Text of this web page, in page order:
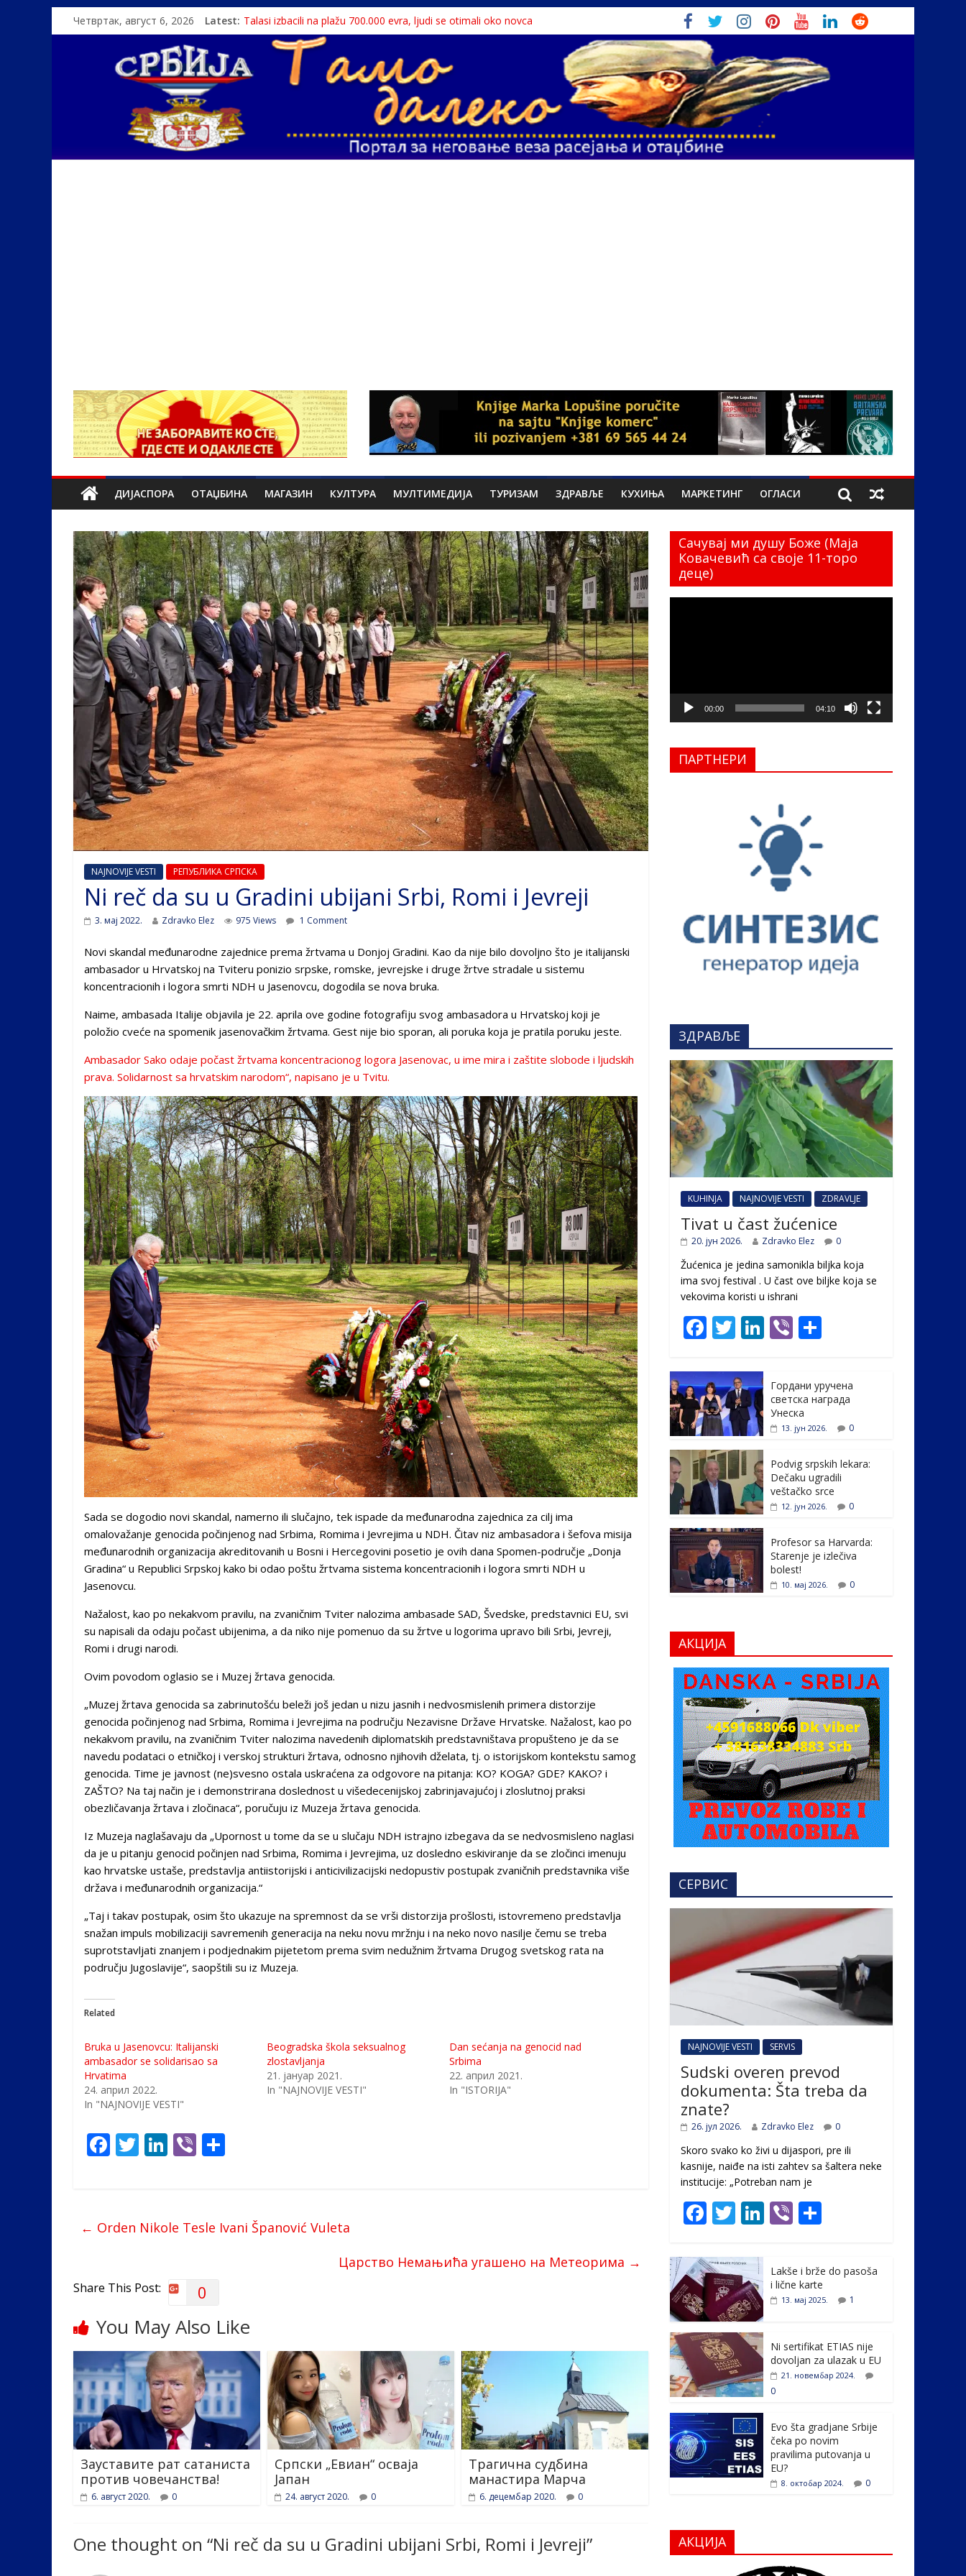
Четвртак, август 6, 2026 Latest: Talasi izbacili na plažu 700.000 evra, ljudi se otimali oko novca
Srbin zaspao na Dunavu, reka ga odnela u Rumuniju
Politika i seks glavne teme srpskih medija
U Srbiji pola miliona migranata, 100 000 stranaca se zaposlilo
Monasi spasili dete sa litice visoke 15 metara
ДИЈАСПОРА ОТАЏБИНА МАГАЗИН КУЛТУРА МУЛТИМЕДИЈА ТУРИЗАМ ЗДРАВЉЕ КУХИЊА МАРКЕТИНГ ОГЛАСИ
NAJNOVIJE VESTI РЕПУБЛИКА СРПСКА
Ni reč da su u Gradini ubijani Srbi, Romi i Jevreji
3. мај 2022. Zdravko Elez 975 Views 1 Comment
Novi skandal međunarodne zajednice prema žrtvama u Donjoj Gradini. Kao da nije bilo dovoljno što je italijanski
ambasador u Hrvatskoj na Tviteru ponizio srpske, romske, jevrejske i druge žrtve stradale u sistemu
koncentracionih i logora smrti NDH u Jasenovcu, dogodila se nova bruka.
Naime, ambasada Italije objavila je 22. aprila ove godine fotografiju svog ambasadora u Hrvatskoj koji je
položio cveće na spomenik jasenovačkim žrtvama. Gest nije bio sporan, ali poruka koja je pratila poruku jeste.
Ambasador Sako odaje počast žrtvama koncentracionog logora Jasenovac, u ime mira i zaštite slobode i ljudskih
prava. Solidarnost sa hrvatskim narodom“, napisano je u Tvitu.
Sada se dogodio novi skandal, namerno ili slučajno, tek ispade da međunarodna zajednica za cilj ima
omalovažanje genocida počinjenog nad Srbima, Romima i Jevrejima u NDH. Čitav niz ambasadora i šefova misija
međunarodnih organizacija akreditovanih u Bosni i Hercegovini posetio je ovih dana Spomen-područje „Donja
Gradina“ u Republici Srpskoj kako bi odao poštu žrtvama sistema koncentracionih i logora smrti NDH u
Jasenovcu.
Nažalost, kao po nekakvom pravilu, na zvaničnim Tviter nalozima ambasade SAD, Švedske, predstavnici EU, svi
su napisali da odaju počast ubijenima, a da niko nije pomenuo da su žrtve u logorima upravo bili Srbi, Jevreji,
Romi i drugi narodi.
Ovim povodom oglasio se i Muzej žrtava genocida.
„Muzej žrtava genocida sa zabrinutošću beleži još jedan u nizu jasnih i nedvosmislenih primera distorzije
genocida počinjenog nad Srbima, Romima i Jevrejima na području Nezavisne Države Hrvatske. Nažalost, kao po
nekakvom pravilu, na zvaničnim Tviter nalozima navedenih diplomatskih predstavništava propušteno je da se
navedu podataci o etničkoj i verskoj strukturi žrtava, odnosno njihovih dželata, tj. o istorijskom kontekstu samog
genocida. Time je javnost (ne)svesno ostala uskraćena za odgovore na pitanja: KO? KOGA? GDE? KAKO? i
ZAŠTO? Na taj način je i demonstrirana doslednost u višedecenijskoj zabrinjavajućoj i zloslutnoj praksi
obezličavanja žrtava i zločinaca“, poručuju iz Muzeja žrtava genocida.
Iz Muzeja naglašavaju da „Upornost u tome da se u slučaju NDH istrajno izbegava da se nedvosmisleno naglasi
da je u pitanju genocid počinjen nad Srbima, Romima i Jevrejima, uz dosledno eskiviranje da se zločinci imenuju
kao hrvatske ustaše, predstavlja antiistorijski i anticivilizacijski nedopustiv postupak zvaničnih predstavnika više
država i međunarodnih organizacija.“
„Taj i takav postupak, osim što ukazuje na spremnost da se vrši distorzija prošlosti, istovremeno predstavlja
snažan impuls mobilizaciji savremenih generacija na neku novu mržnju i na neko novo nasilje čemu se treba
suprotstavljati znanjem i podjednakim pijetetom prema svim nedužnim žrtvama Drugog svetskog rata na
području Jugoslavije“, saopštili su iz Muzeja.
Related
Bruka u Jasenovcu: Italijanski
ambasador se solidarisao sa
Hrvatima
24. април 2022.
In "NAJNOVIJE VESTI"
Beogradska škola seksualnog
zlostavljanja
21. јануар 2021.
In "NAJNOVIJE VESTI"
Dan sećanja na genocid nad
Srbima
22. април 2021.
In "ISTORIJA"
F
o
k
T Li
dI
Vi
← Orden Nikole Tesle Ivani Španović Vuleta
Царство Немањића угашено на Метеорима →
Share This Post: 0
You May Also Like
Зауставите рат сатаниста
против човечанства!
6. август 2020. 0
Српски „Евиан“ осваја
Јапан
24. август 2020. 0
Трагична судбина
манастира Марча
6. децембар 2020. 0
One thought on “Ni reč da su u Gradini ubijani Srbi, Romi i Jevreji”
Сачувај ми душу Боже (Маја
Ковачевић са своје 11-торо
деце)
00:00 04:10
ПАРТНЕРИ
ЗДРАВЉЕ
KUHINJA NAJNOVIJE VESTI ZDRAVLJE
Tivat u čast žućenice
20. јун 2026. Zdravko Elez 0
Žućenica je jedina samonikla biljka koja
ima svoj festival . U čast ovе biljke koja se
vekovima koristi u ishrani
F
e
b
o
o
k
T
itt
er
Li
e
dI
n
Vi
e
Гордани уручена
светска награда
Унеска
13. јун 2026. 0
Podvig srpskih lekara:
Dečaku ugradili
veštačko srce
12. јун 2026. 0
Profesor sa Harvarda:
Starenje je izlečiva
bolest!
10. мај 2026. 0
АКЦИЈА
СЕРВИС
NAJNOVIJE VESTI SERVIS
Sudski overen prevod
dokumenta: Šta treba da
znate?
26. јул 2026. Zdravko Elez 0
Skoro svako ko živi u dijaspori, pre ili
kasnije, naiđe na isti zahtev sa šaltera neke
institucije: „Potreban nam je
F
e
b
o
o
k
T
itt
er
Li
e
dI
Vi
er ar
e
Lakše i brže do pasoša
i lične karte
13. мај 2025. 1
Ni sertifikat ETIAS nije
dovoljan za ulazak u EU
21. новембар 2024.
0
Evo šta gradjane Srbije
čeka po novim
pravilima putovanja u
EU?
8. октобар 2024. 0
АКЦИЈА